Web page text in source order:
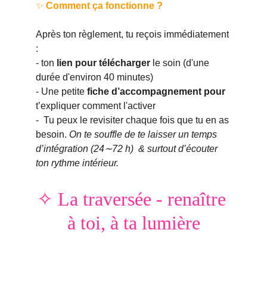
✨ Comment ça fonctionne ?
Après ton règlement, tu reçois immédiatement
:
- ton lien pour télécharger le soin (d'une
durée d'environ 40 minutes)
- Une petite fiche d’accompagnement pour
t’expliquer comment l'activer
-  Tu peux le revisiter chaque fois que tu en as
besoin. On te souffle de te laisser un temps
d’intégration (24∼72 h)  & surtout d’écouter
ton rythme intérieur.
✧ La traversée - renaître
à toi, à ta lumière